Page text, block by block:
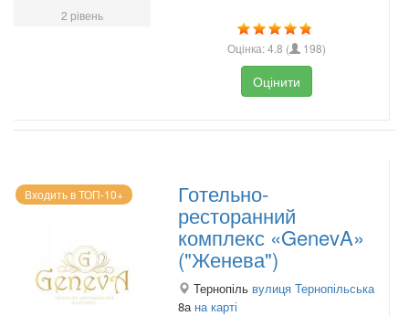
2 рівень
Оцінка:4.8 ( 198)
Оцінити
Входить в ТОП-10+ Готельно-
ресторанний
комплекс «GenevA»
("Женева")
Тернопіль вулиця Тернопільська
8а на карті